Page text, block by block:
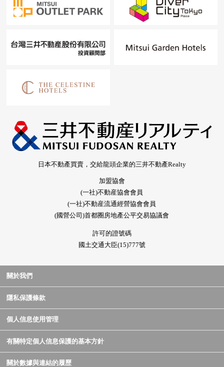
日本不動產買賣，交給龍頭企業的三井不動產Realty
加盟協會
(一社)不動産協會會員
(一社)不動産流通經營協會會員
(國營公司)首都圈房地產公平交易協議會
許可的證號碼
國土交通大臣(15)777號
關於我們
隱私保護條款
個人信息使用管理
有關特定個人信息保護的基本方針
關於數據與連結的履歷